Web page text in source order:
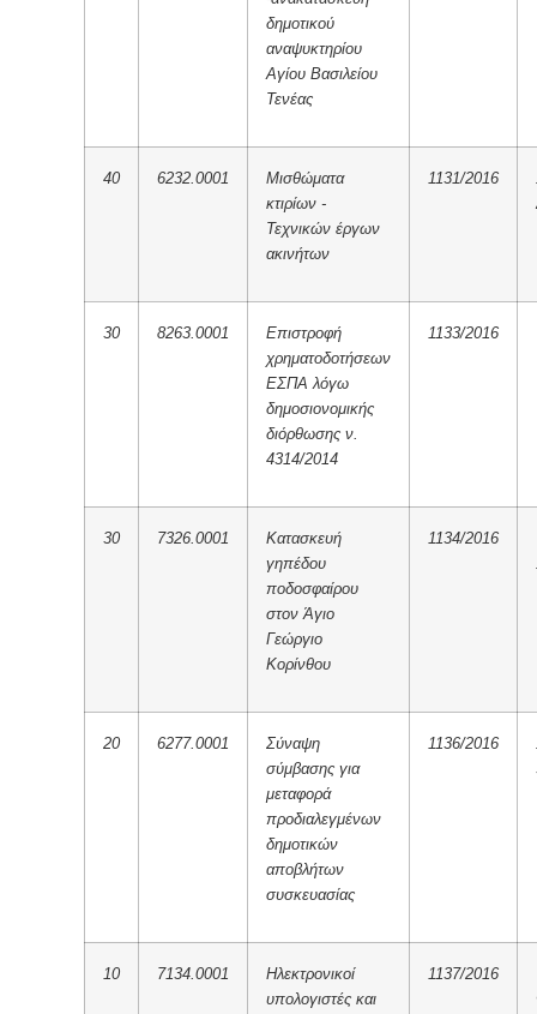
δημοτικού
αναψυκτηρίου
Αγίου Βασιλείου
Τενέας
40 6232.0001
Μισθώματα
κτιρίων -
Τεχνικών έργων
ακινήτων
1131/2016
30 8263.0001
Επιστροφή
χρηματοδοτήσεων
ΕΣΠΑ λόγω
δημοσιονομικής
διόρθωσης ν.
4314/2014
1133/2016
30 7326.0001
Κατασκευή
γηπέδου
ποδοσφαίρου
στον Άγιο
Γεώργιο
Κορίνθου
1134/2016
20 6277.0001
Σύναψη
σύμβασης για
μεταφορά
προδιαλεγμένων
δημοτικών
αποβλήτων
συσκευασίας
1136/2016
10 7134.0001
Ηλεκτρονικοί
υπολογιστές και
1137/2016